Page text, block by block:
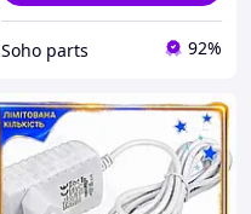
Soho parts 92%